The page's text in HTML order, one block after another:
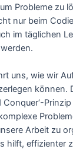
Probleme zu
nur beim
im täglichen
uns, wie wir
können.
Conquer‘-
Arbeit zu
hilft, effizienter